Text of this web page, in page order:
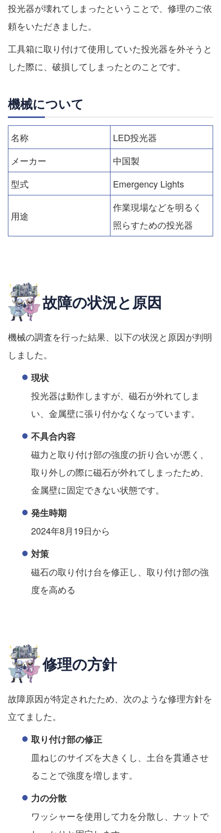
投光器が壊れてしまったということで、修理のご依
頼をいただきました。
工具箱に取り付けて使用していた投光器を外そうと
した際に、破損してしまったとのことです。
機械について
名称
LED投光器
メーカー
中国製
型式
Emergency Lights
用途
作業現場などを明るく
照らすための投光器
故障の状況と原因
機械の調査を行った結果、以下の状況と原因が判明
しました。
現状
投光器は動作しますが、磁石が外れてしま
い、金属壁に張り付かなくなっています。
不具合内容
磁力と取り付け部の強度の折り合いが悪く、
取り外しの際に磁石が外れてしまったため、
金属壁に固定できない状態です。
発生時期
2024年8月19日から
対策
磁石の取り付け台を修正し、取り付け部の強
度を高める
修理の方針
故障原因が特定されたため、次のような修理方針を
立てました。
取り付け部の修正
皿ねじのサイズを大きくし、土台を貫通させ
ることで強度を増します。
力の分散
ワッシャーを使用して力を分散し、ナットで